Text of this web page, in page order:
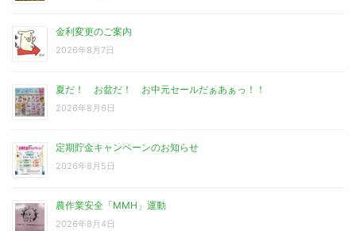
金利変更のご案内
2026年8月7日
夏だ！ お盆だ！ お中元セールだぁあぁっ！！
2026年8月6日
定期貯金キャンペーンのお知らせ
2026年8月5日
農作業安全「MMH」運動
2026年8月4日